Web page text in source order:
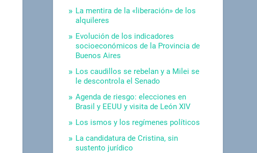
La mentira de la «liberación» de los
alquileres
Evolución de los indicadores
socioeconómicos de la Provincia de
Buenos Aires
Los caudillos se rebelan y a Milei se
le descontrola el Senado
Agenda de riesgo: elecciones en
Brasil y EEUU y visita de León XIV
Los ismos y los regímenes políticos
La candidatura de Cristina, sin
sustento jurídico